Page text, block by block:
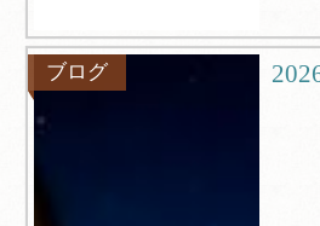
ブログ